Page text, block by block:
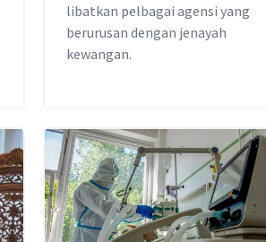
libatkan pelbagai agensi yang
berurusan dengan jenayah
kewangan.